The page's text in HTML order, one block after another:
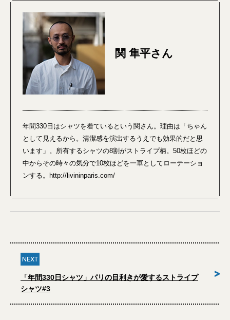
関 隼平さん
年間330日はシャツを着ているという関さん。理由は「ちゃん
として見えるから。清潔感を演出するうえでも効果的だと思
います」。所有するシャツの8割がストライプ柄。50枚ほどの
中からその時々の気分で10枚ほどを一軍としてローテーショ
ンする。http://livininparis.com/
NEXT
「年間330日シャツ」パリの目利きが愛するストライプ
シャツ#3
>